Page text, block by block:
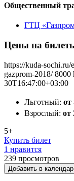
Общественный
ГТЦ
Цены на
https://kuda-
gazprom-2018/ 8000
30T16:47:00+03:00
Льготный: от
Взрослый: от
5+
Купить билет
1 нравится
239 просмотров
Добавить в